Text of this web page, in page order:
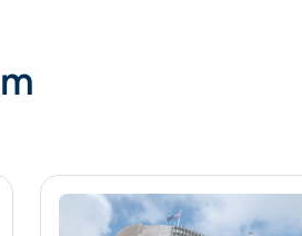
quan (nếu có)
và thiết lập các mối liên hệ)